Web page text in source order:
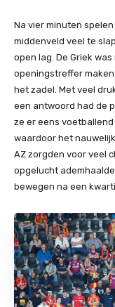
Na vier minuten
middenveld veel te
open lag. De Griek
openingstreffer
het zadel. Met veel
een antwoord had de
ze er eens
waardoor het
AZ zorgden voor veel
opgelucht
bewegen na een